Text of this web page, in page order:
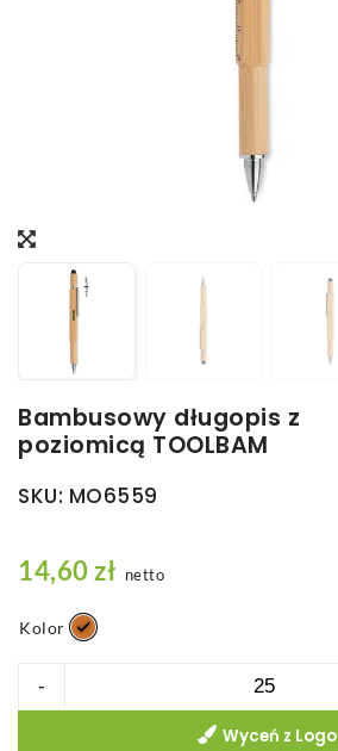
Bambusowy długopis z
poziomicą TOOLBAM
SKU: MO6559
14,60zł netto
Kolor
-
Bambusowy
Wyceń z Logo